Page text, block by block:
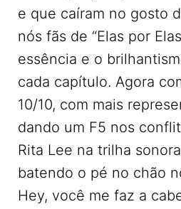
e que caíram no gosto
nós fãs de “Elas por
essência e o
cada capítulo. Agora
10/10, com mais
dando um F5 nos
Rita Lee na trilha
batendo o pé no chão
Hey, você me faz a